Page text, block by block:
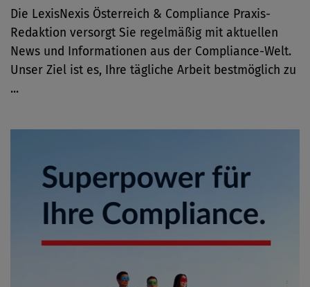
Die LexisNexis Österreich & Compliance Praxis-
Redaktion versorgt Sie regelmäßig mit aktuellen
News und Informationen aus der Compliance-Welt.
Unser Ziel ist es, Ihre tägliche Arbeit bestmöglich zu
...